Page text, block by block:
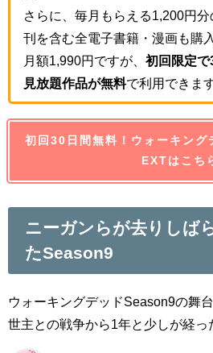
さらに、毎月もらえる1,200円
刊を含む全電子書籍・漫画も購
月額1,990円ですが、 初回限定
見放題作品が無料で利用できます
初回30日間無料！ウォーキング
EXTはこち
ニーガンらが去りしば
たSeason9
ウォーキングデッドSeason9の舞
世主との戦争から1年と少しが経っ